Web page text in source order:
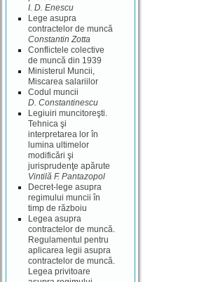
I. D. Enescu
Lege asupra
contractelor de muncă
Constantin Zotta
Conflictele colective
de muncă din 1939
Ministerul Muncii,
Miscarea salariilor
Codul muncii
D. Constantinescu
Legiuiri muncitoreşti.
Tehnica şi
interpretarea lor în
lumina ultimelor
modificări şi
jurisprudenţe apărute
Vintilă F. Pantazopol
Decret-lege asupra
regimului muncii în
timp de războiu
Legea asupra
contractelor de muncă.
Regulamentul pentru
aplicarea legii asupra
contractelor de muncă.
Legea privitoare